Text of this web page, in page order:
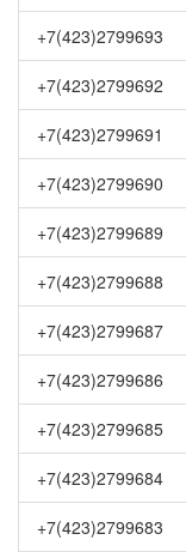
+7(423)2799693
+7(423)2799692
+7(423)2799691
+7(423)2799690
+7(423)2799689
+7(423)2799688
+7(423)2799687
+7(423)2799686
+7(423)2799685
+7(423)2799684
+7(423)2799683